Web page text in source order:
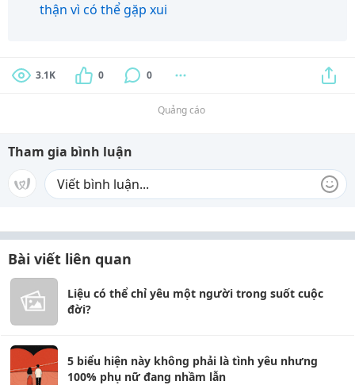
thận vì có thể gặp xui
3.1K 0 0
Quảng cáo
Tham gia bình luận
Bài viết liên quan
Liệu có thể chỉ yêu một người trong suốt cuộc
đời?
5 biểu hiện này không phải là tình yêu nhưng
100% phụ nữ đang nhầm lẫn